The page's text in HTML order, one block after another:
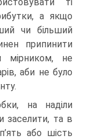
а якщо
чи більший
припинити
мірником, не
аби не було
на наділи
заселити, та в
або шість